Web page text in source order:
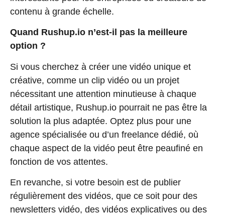
contenu à grande échelle.
Quand Rushup.io n’est-il pas la meilleure
option ?
Si vous cherchez à créer une vidéo unique et
créative, comme un clip vidéo ou un projet
nécessitant une attention minutieuse à chaque
détail artistique, Rushup.io pourrait ne pas être la
solution la plus adaptée. Optez plus pour une
agence spécialisée ou d’un freelance dédié, où
chaque aspect de la vidéo peut être peaufiné en
fonction de vos attentes.
En revanche, si votre besoin est de publier
régulièrement des vidéos, que ce soit pour des
newsletters vidéo, des vidéos explicatives ou des